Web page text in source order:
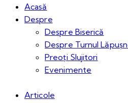
Acasă
Despre
Despre Biserică
Despre Turnul
Preoți Slujitori
Evenimente
Articole